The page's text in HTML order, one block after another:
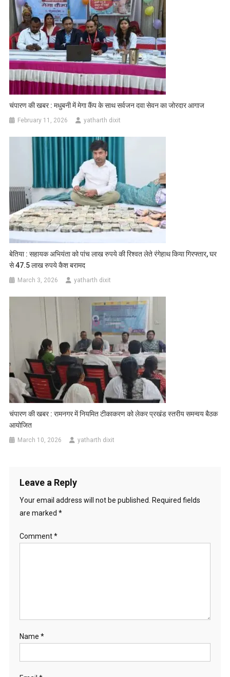
चंपारण की खबर : मधुबनी में मेगा कैंप के साथ सर्वजन दवा सेवन का जोरदार आगाज
February 11, 2026 yatharth dixit
बेतिया : सहायक अभियंता को पांच लाख रुपये की रिश्वत लेते रंगेहाथ किया गिरफ्तार, घर
से 47.5 लाख रुपये कैश बरामद
March 3, 2026 yatharth dixit
चंपारण की खबर : रामनगर में नियमित टीकाकरण को लेकर प्रखंड स्तरीय समन्वय बैठक
आयोजित
March 10, 2026 yatharth dixit
Leave a Reply
Your email address will not be published. Required fields
are marked *
Comment*
Name *